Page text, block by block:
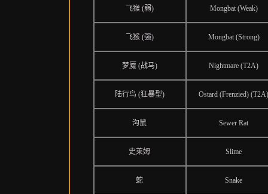
飞猴 (弱) Mongbat (Weak)
飞猴 (强) Mongbat (Strong)
梦魇 (战马) Nightmare (T2A)
陆行鸟 (狂暴型) Ostard (Frenzied)
沟鼠 Sewer Rat
史莱姆 Slime
蛇 Snake